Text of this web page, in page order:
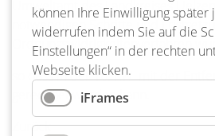
Umweltamt des Landkreises
notwendigen Schritte und
Ordnungswidrigkeitenverfahren
so dass in der 16. KW mit der
gerechnet werden kann.
Zurück
können Ihre Einwilligung
widerrufen indem Sie auf die
Einstellungen“ in der rechten
Webseite klicken.
iFrames